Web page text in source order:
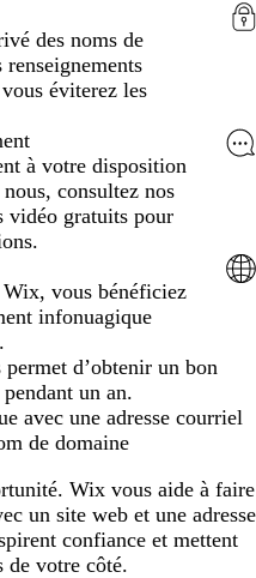
des noms de
éviterez les
à votre disposition
consultez nos
vidéo gratuits pour
vous bénéficiez
infonuagique
permet d’obtenir un bon
un an.
avec une adresse courriel
de domaine
Wix vous aide à faire
un site web et une adresse
confiance et mettent
de votre côté.